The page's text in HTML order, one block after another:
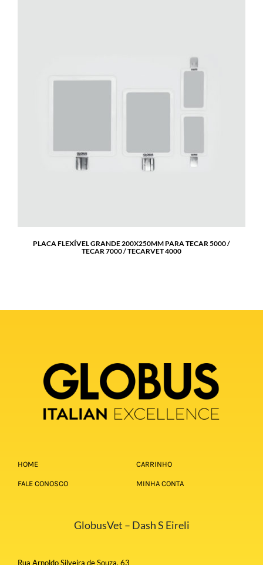
PLACA FLEXÍVEL GRANDE 200X250MM PARA TECAR 5000 /
TECAR 7000 / TECARVET 4000
HOME
FALE CONOSCO
CARRINHO
MINHA CONTA
GlobusVet – Dash S Eireli
Rua Arnoldo Silveira de Souza, 63